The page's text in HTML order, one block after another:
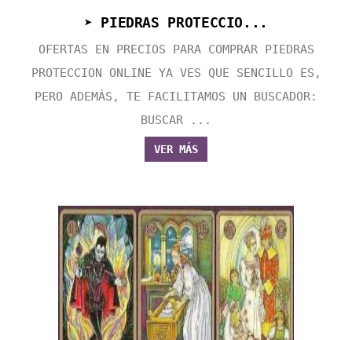
➤ PIEDRAS PROTECCIO...
OFERTAS EN PRECIOS PARA COMPRAR PIEDRAS
PROTECCION ONLINE YA VES QUE SENCILLO ES,
PERO ADEMÁS, TE FACILITAMOS UN BUSCADOR:
BUSCAR ...
VER MÁS